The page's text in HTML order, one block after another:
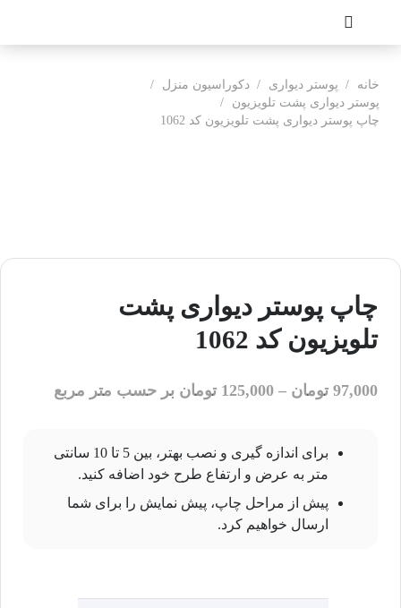
خانه / پوستر دیواری / دکوراسیون منزل
/
پوستر دیواری پشت تلویزیون
/
چاپ پوستر دیواری پشت تلویزیون کد 1062
چاپ پوستر دیواری پشت
تلویزیون کد 1062
97,000 تومان –
125,000 تومان بر حسب متر مربع
برای اندازه گیری و نصب بهتر، بین 5 تا 10 سانتی
متر به عرض و ارتفاع طرح خود اضافه کنید.
پیش از مراحل چاپ، پیش نمایش را برای شما
ارسال خواهیم کرد.